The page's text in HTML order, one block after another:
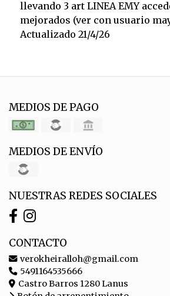
llevando 3 art LINEA EMY
mejorados (ver con usuario
Actualizado 21/4/26
MEDIOS DE PAGO
MEDIOS DE ENVÍO
NUESTRAS REDES SOCIALES
CONTACTO
verokheiralloh@gmail.com
5491164535666
Castro Barros 1280 Lanus